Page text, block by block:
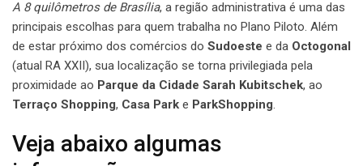
A 8 quilômetros de Brasília, a região administrativa é uma das
principais escolhas para quem trabalha no Plano Piloto. Além
de estar próximo dos comércios do Sudoeste e da Octogonal
(atual RA XXII), sua localização se torna privilegiada pela
proximidade ao Parque da Cidade Sarah Kubitschek, ao
Terraço Shopping, Casa Park e ParkShopping.
Veja abaixo algumas